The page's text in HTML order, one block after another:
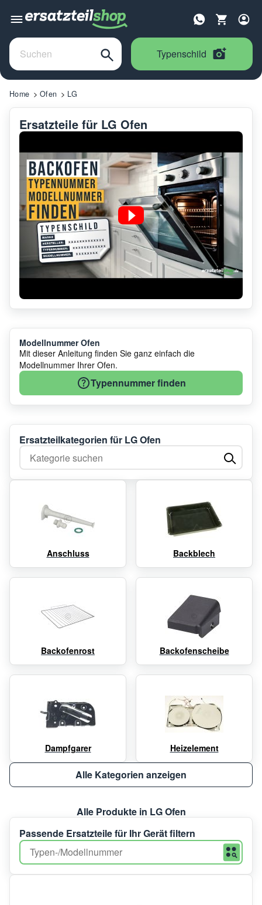
Typenschild
Home Ofen LG
Ersatzteile für LG Ofen
Modellnummer Ofen
Mit dieser Anleitung finden Sie ganz einfach die
Modellnummer Ihrer Ofen.
Typennummer finden
Ersatzteilkategorien für LG Ofen
Kategorie suchen
Anschluss Backblech
Backofenrost Backofenscheibe
Dampfgarer Heizelement
Alle Kategorien anzeigen
Alle Produkte in LG Ofen
Passende Ersatzteile für Ihr Gerät filtern